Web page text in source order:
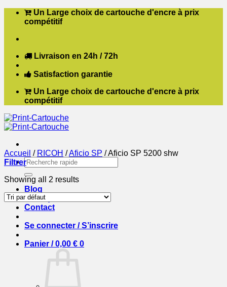
Passer Un Large choix de cartouche d'encre à prix
compétitif
Livraison en 24h / 72h
Satisfaction garantie
Un Large choix de cartouche d'encre à prix
compétitif
Recherche
pour :
Blog
Boutique
Contact
Se connecter / S’inscrire
Panier /0,00 € 0
Accueil / RICOH /Aficio SP /Aficio SP 5200 shw
Filtrer
Showing all 2 results